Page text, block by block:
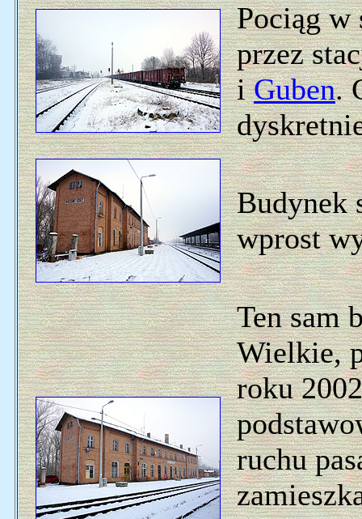
Pociąg w
przez
iGuben.
Budynek
wprost
Ten sam
Wielkie,
roku
ruchu